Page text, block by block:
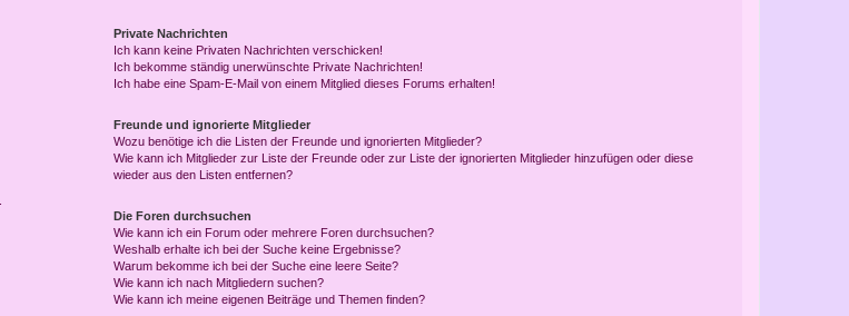
Private Nachrichten
Ich kann keine Privaten Nachrichten verschicken!
Ich bekomme ständig unerwünschte Private Nachrichten!
Ich habe eine Spam-E-Mail von einem Mitglied dieses Forums erhalten!
Freunde und ignorierte Mitglieder
Wozu benötige ich die Listen der Freunde und ignorierten Mitglieder?
Wie kann ich Mitglieder zur Liste der Freunde oder zur Liste der ignorierten Mitglieder hinzufügen oder diese
wieder aus den Listen entfernen?
Die Foren durchsuchen
Wie kann ich ein Forum oder mehrere Foren durchsuchen?
Weshalb erhalte ich bei der Suche keine Ergebnisse?
Warum bekomme ich bei der Suche eine leere Seite?
Wie kann ich nach Mitgliedern suchen?
Wie kann ich meine eigenen Beiträge und Themen finden?